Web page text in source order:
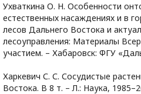
Ухваткина О. Н. Особенности
естественных насаждениях и в
лесов Дальнего Востока и
лесоуправления: Материалы
участием. – Хабаровск: ФГУ
Харкевич С. С. Сосудистые
Востока. В 8 т. – Л.: Наука,